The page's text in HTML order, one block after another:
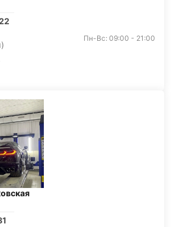
Пн-Вс: 09:00 - 21:00